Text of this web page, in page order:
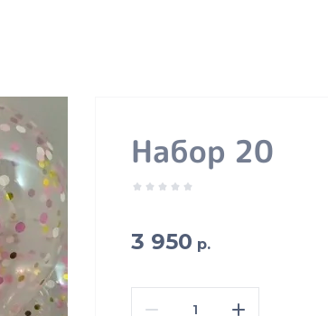
Набор 20
3 950 р.